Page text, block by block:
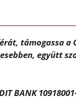
támogassa a
együtt
BANK